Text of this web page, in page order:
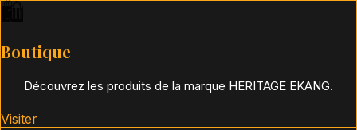
Boutique
Découvrez les produits de la marque HERITAGE EKANG.
Visiter